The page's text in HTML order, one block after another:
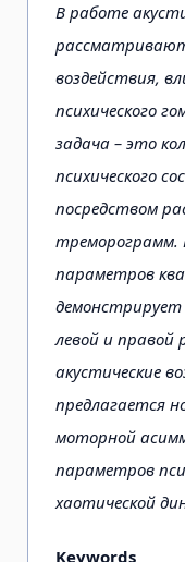
В работе
воздействия,
психического
задача – это
психического
посредством
треморограмм.
параметров
левой и правой
акустические
предлагается
моторной
параметров
хаотической
Keywords